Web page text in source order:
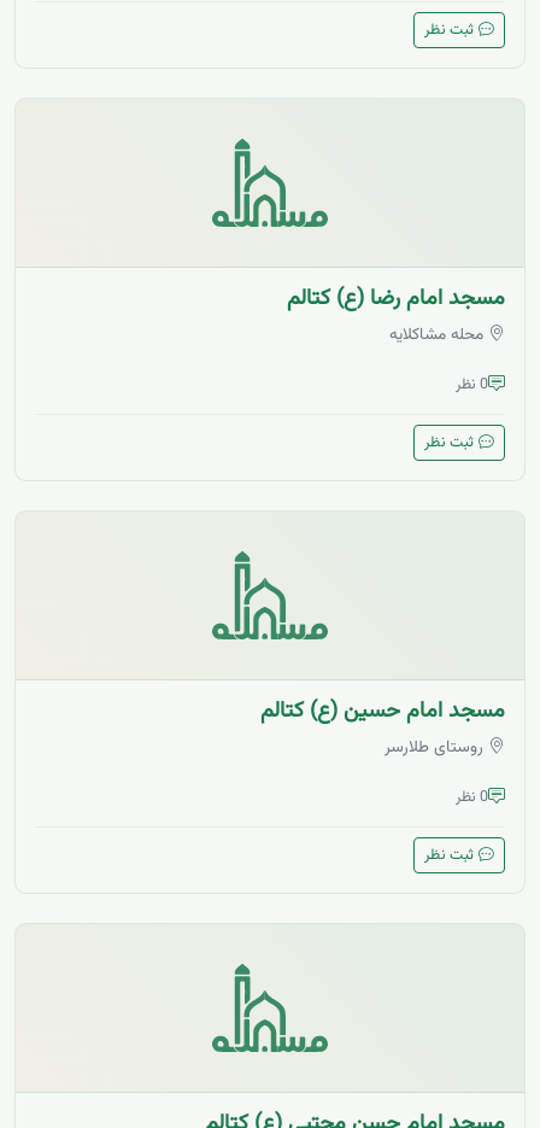
ثبت نظر
مسجد امام رضا (ع) کتالم
محله مشاکلایه
0 نظر
ثبت نظر
مسجد امام حسین (ع) کتالم
روستای طلارسر
0 نظر
ثبت نظر